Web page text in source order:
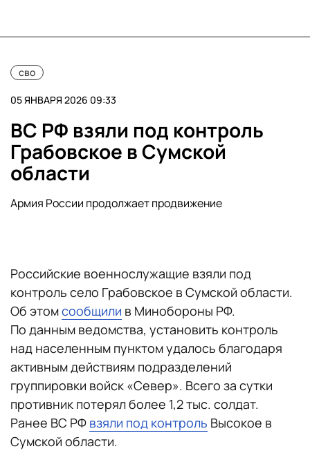
сво
05 ЯНВАРЯ 2026 09:33
ВС РФ взяли под контроль
Грабовское в Сумской
области
Армия России продолжает продвижение
Российские военнослужащие взяли под
контроль село Грабовское в Сумской области.
Об этомсообщили в Минобороны РФ.
По данным ведомства, установить контроль
над населенным пунктом удалось благодаря
активным действиям подразделений
группировки войск «Север». Всего за сутки
противник потерял более 1,2 тыс. солдат.
Ранее ВС РФ взяли под контроль Высокое в
Сумской области.